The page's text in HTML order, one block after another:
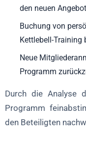
den neuen
Buchung von
Kettlebell-Training
Neue
Programm
Durch die Analyse
Programm
den Beteiligten